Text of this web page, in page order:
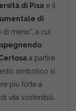
di Pisa e il
di
di meno”, a cui
spegnendo
a partire
simbolico si
più forte a
vita sostenibili.